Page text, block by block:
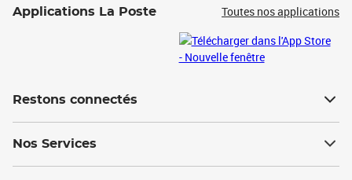
Applications La Poste Toutes nos applications
Restons connectés
Nos Services